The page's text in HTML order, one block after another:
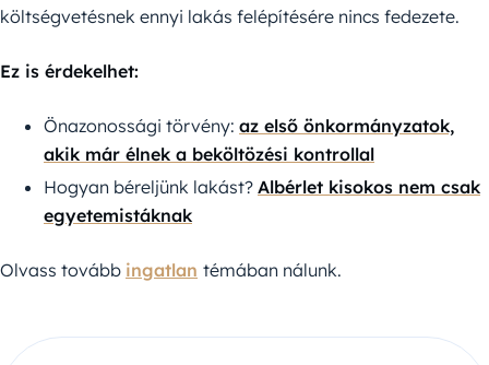
költségvetésnek ennyi lakás felépítésére nincs fedezete.
Ez is érdekelhet:
Önazonossági törvény: az első önkormányzatok,
akik már élnek a beköltözési kontrollal
Hogyan béreljünk lakást? Albérlet kisokos nem csak
egyetemistáknak
Olvass tovább ingatlan témában nálunk.